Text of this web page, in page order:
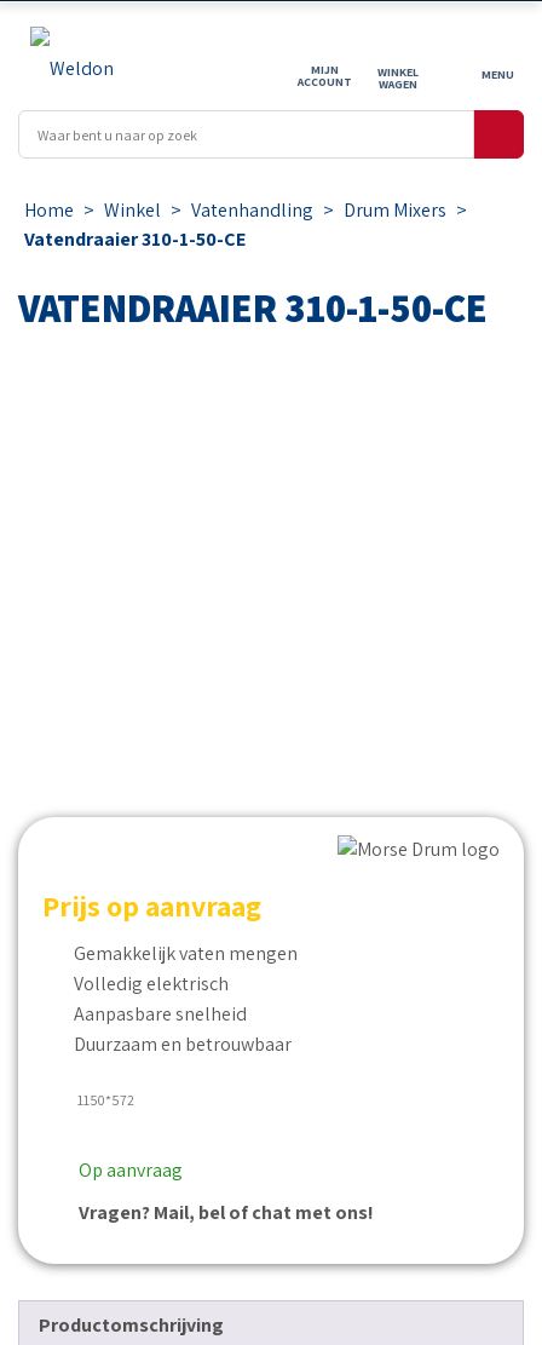
MIJN
ACCOUNT
WINKEL
WAGEN
Home > Winkel > Vatenhandling > Drum Mixers >
Vatendraaier 310-1-50-CE
VATENDRAAIER 310-1-50-CE
Prijs op aanvraag
1150*572
Op aanvraag
Vragen? Mail, bel of chat met ons!
Gemakkelijk vaten mengen
Volledig elektrisch
Aanpasbare snelheid
Duurzaam en betrouwbaar
Productomschrijving